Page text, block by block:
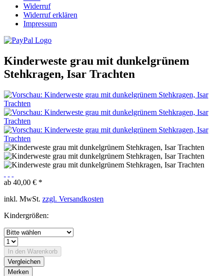
Widerruf
Widerruf erklären
Impressum
Kinderweste grau mit dunkelgrünem
Stehkragen, Isar Trachten
ab 40,00 € *
inkl. MwSt. zzgl. Versandkosten
Kindergrößen:
In den Warenkorb
Vergleichen
Merken